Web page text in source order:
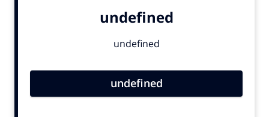
Carriere